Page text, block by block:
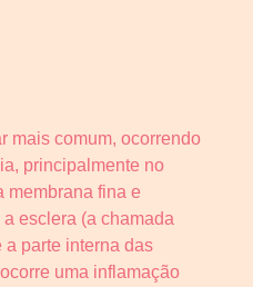
mais comum, ocorrendo
principalmente no
membrana fina e
esclera (a chamada
a parte interna das
uma inflamação